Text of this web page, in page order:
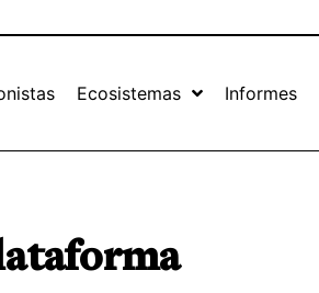
Ecosistemas Informes